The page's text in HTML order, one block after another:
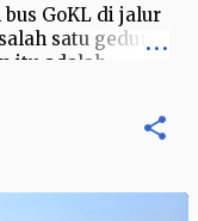
GoKL di jalur
satu gedung
itu adalah
In…